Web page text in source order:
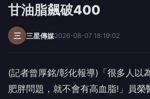
甘油脂飆破400
三 三星傳媒2026-08-07 18:19:02
(記者曾厚銘/彰化報導)「很多人以
肥胖問題，就不會有高血脂!」員榮